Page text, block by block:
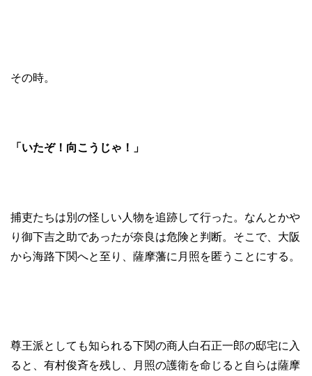
その時。
「いたぞ！向こうじゃ！」
捕吏たちは別の怪しい人物を追跡して行った。なんとかや
り御下吉之助であったが奈良は危険と判断。そこで、大阪
から海路下関へと至り、薩摩藩に月照を匿うことにする。
尊王派としても知られる下関の商人白石正一郎の邸宅に入
ると、有村俊斉を残し、月照の護衛を命じると自らは薩摩